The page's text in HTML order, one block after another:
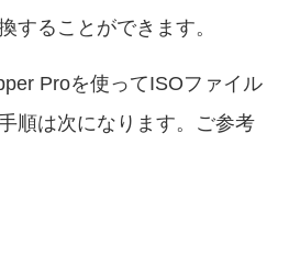
することができます。
Proを使ってISOファイル
順は次になります。ご参考